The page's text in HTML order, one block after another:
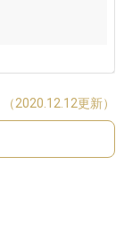
（2020.12.12更新）